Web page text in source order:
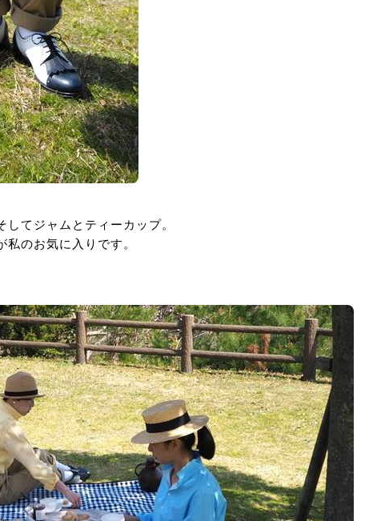
てジャムとティーカップ。
のお気に入りです。